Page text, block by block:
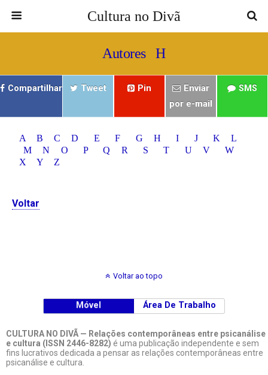
Cultura no Divã
Autores H
Compartilhar Tweet Pin
Enviar
por e-mail
SMS
A B C D E F G H I J K
L
M
N O P Q R S T U V
W
X
Y Z
Voltar
Voltar ao topo
Móvel Área De Trabalho
CULTURA NO DIVÃ — Relações contemporâneas entre psicanálise
e cultura (ISSN 2446-8282) é uma publicação independente e sem
fins lucrativos dedicada a pensar as relações contemporâneas entre
psicanálise e cultura.